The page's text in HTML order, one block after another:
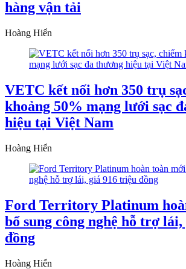
hàng vận tải
Hoàng Hiển
VETC kết nối hơn 350 trụ
khoảng 50% mạng lưới sạc
hiệu tại Việt Nam
Hoàng Hiển
Ford Territory Platinum
bổ sung công nghệ hỗ trợ
đồng
Hoàng Hiển